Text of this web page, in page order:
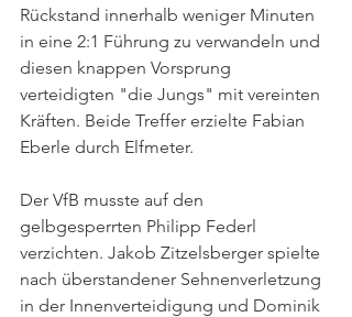
Rückstand innerhalb weniger Minuten
in eine 2:1 Führung zu verwandeln und
diesen knappen Vorsprung
verteidigten "die Jungs" mit vereinten
Kräften. Beide Treffer erzielte Fabian
Eberle durch Elfmeter.
Der VfB musste auf den
gelbgesperrten Philipp Federl
verzichten. Jakob Zitzelsberger spielte
nach überstandener Sehnenverletzung
in der Innenverteidigung und Dominik